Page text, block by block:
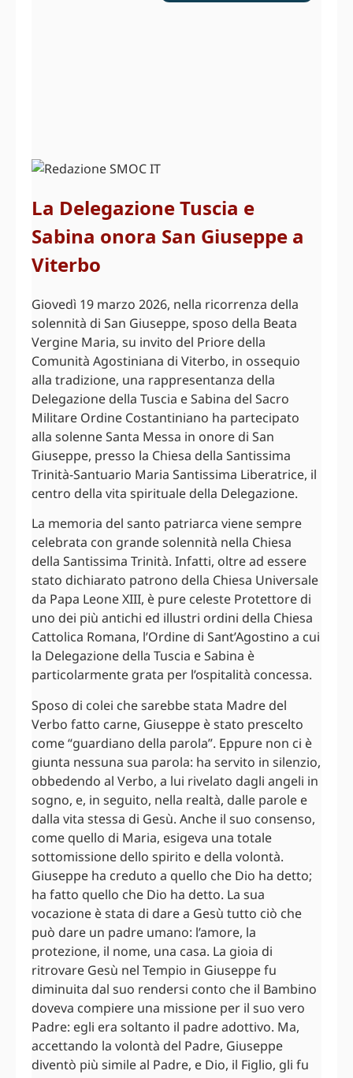
La Delegazione Tuscia e
Sabina onora San Giuseppe a
Viterbo
Giovedì 19 marzo 2026, nella ricorrenza della
solennità di San Giuseppe, sposo della Beata
Vergine Maria, su invito del Priore della
Comunità Agostiniana di Viterbo, in ossequio
alla tradizione, una rappresentanza della
Delegazione della Tuscia e Sabina del Sacro
Militare Ordine Costantiniano ha partecipato
alla solenne Santa Messa in onore di San
Giuseppe, presso la Chiesa della Santissima
Trinità-Santuario Maria Santissima Liberatrice, il
centro della vita spirituale della Delegazione.
La memoria del santo patriarca viene sempre
celebrata con grande solennità nella Chiesa
della Santissima Trinità. Infatti, oltre ad essere
stato dichiarato patrono della Chiesa Universale
da Papa Leone XIII, è pure celeste Protettore di
uno dei più antichi ed illustri ordini della Chiesa
Cattolica Romana, l’Ordine di Sant’Agostino a cui
la Delegazione della Tuscia e Sabina è
particolarmente grata per l’ospitalità concessa.
Sposo di colei che sarebbe stata Madre del
Verbo fatto carne, Giuseppe è stato prescelto
come “guardiano della parola”. Eppure non ci è
giunta nessuna sua parola: ha servito in silenzio,
obbedendo al Verbo, a lui rivelato dagli angeli in
sogno, e, in seguito, nella realtà, dalle parole e
dalla vita stessa di Gesù. Anche il suo consenso,
come quello di Maria, esigeva una totale
sottomissione dello spirito e della volontà.
Giuseppe ha creduto a quello che Dio ha detto;
ha fatto quello che Dio ha detto. La sua
vocazione è stata di dare a Gesù tutto ciò che
può dare un padre umano: l’amore, la
protezione, il nome, una casa. La gioia di
ritrovare Gesù nel Tempio in Giuseppe fu
diminuita dal suo rendersi conto che il Bambino
doveva compiere una missione per il suo vero
Padre: egli era soltanto il padre adottivo. Ma,
accettando la volontà del Padre, Giuseppe
diventò più simile al Padre, e Dio, il Figlio, gli fu